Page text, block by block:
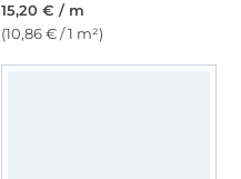
15,20 € / m
(10,86 € / 1 m²)